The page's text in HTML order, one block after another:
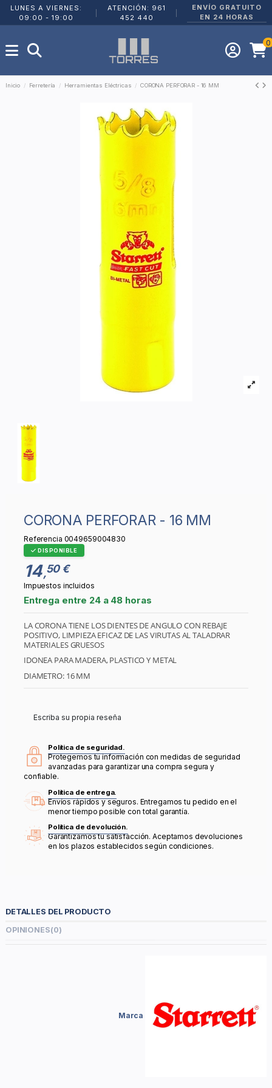
LUNES A VIERNES:
09:00 - 19:00
ATENCIÓN: 961
452 440
ENVÍO GRATUITO
EN 24 HORAS
0
Inicio Ferretería Herramientas Eléctricas CORONA PERFORAR - 16 MM
CORONA PERFORAR - 16 MM
Referencia 0049659004830
DISPONIBLE
14 ,50 €
Impuestos incluidos
Entrega entre 24 a 48 horas
LA CORONA TIENE LOS DIENTES DE ANGULO CON REBAJE
POSITIVO, LIMPIEZA EFICAZ DE LAS VIRUTAS AL TALADRAR
MATERIALES GRUESOS
IDONEA PARA MADERA, PLASTICO Y METAL
DIAMETRO: 16 MM
Escriba su propia reseña
Política de seguridad.
Protegemos tu información con medidas de seguridad
avanzadas para garantizar una compra segura y
confiable.
Política de entrega.
Envíos rápidos y seguros. Entregamos tu pedido en el
menor tiempo posible con total garantía.
Política de devolución.
Garantizamos tu satisfacción. Aceptamos devoluciones
en los plazos establecidos según condiciones.
DETALLES DEL PRODUCTO
OPINIONES(0)
Marca